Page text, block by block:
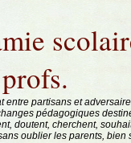
entre partisans et
pédagogiques
doutent, cherchent,
oublier les parents, bien